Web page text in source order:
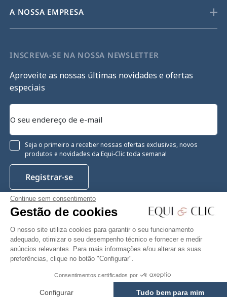
Continue sem consentimento
Gestão de cookies
O nosso site utiliza cookies para garantir o seu funcionamento
adequado, otimizar o seu desempenho técnico e fornecer e medir
anúncios relevantes. Para mais informações e/ou alterar as suas
preferências, clique no botão "Configurar".
Consentimentos certificados por
Configurar Tudo bem para mim
A NOSSA EMPRESA
INSCREVA-SE NA NOSSA NEWSLETTER
Aproveite as nossas últimas novidades e ofertas
especiais
Seja o primeiro a receber nossas ofertas exclusivas, novos
produtos e novidades da Equi-Clic toda semana!
Registrar-se
Facebook Twitter
YouTube
Pinterest
Instagram
Equiclic © 2026
Gestão de cookies